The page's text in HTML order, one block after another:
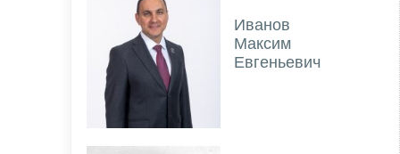
Иванов
Максим
Евгеньевич